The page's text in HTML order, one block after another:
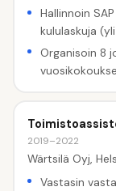
Hallinnoin
kululaskuja
Organisoin 8
2019–2022
Wärtsilä Oyj,
Vastasin